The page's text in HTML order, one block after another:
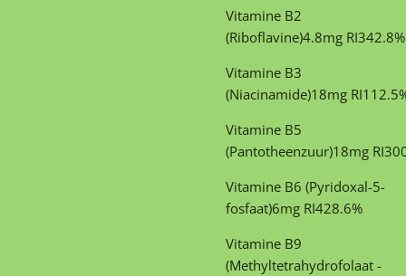
Vitamine B2
(Riboflavine)4.8mg RI342.8%
Vitamine B3
(Niacinamide)18mg RI112.5
Vitamine B5
(Pantotheenzuur)18mg RI
Vitamine B6 (Pyridoxal-5-
fosfaat)6mg RI428.6%
Vitamine B9
(Methyltetrahydrofolaat -